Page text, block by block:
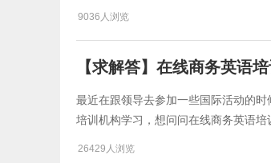
9036人浏览
【求解答】在线商务英语
最近在跟领导去参加一些国际活动的
培训机构学习，想问问​在线商务英语
26429人浏览